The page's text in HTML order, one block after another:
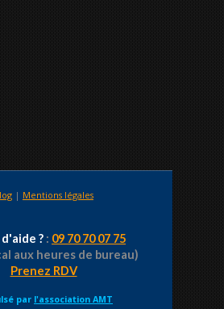
| Mentions légales
? : 09 70 70 07 75
aux heures de bureau)
Prenez RDV
par l'association AMT